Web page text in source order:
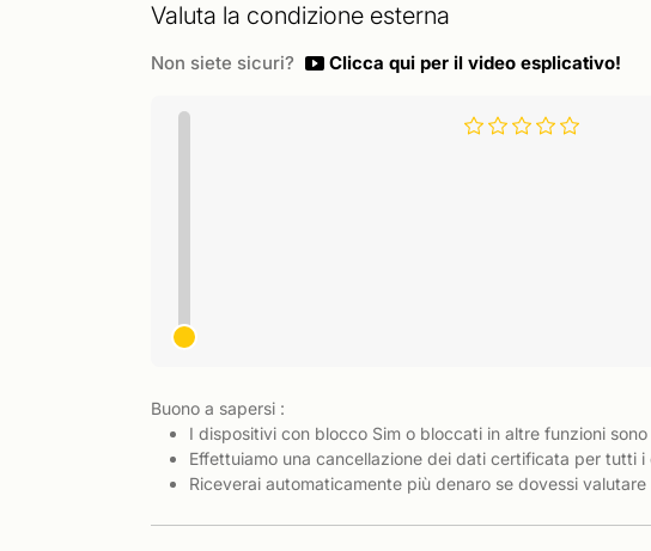
Valuta la condizione esterna
Non siete sicuri? Clicca qui per il video esplicativo!
Buono a sapersi :
I dispositivi con blocco Sim o bloccati in altre funzioni
Effettuiamo una cancellazione dei dati certificata per tutti
Riceverai automaticamente più denaro se dovessi